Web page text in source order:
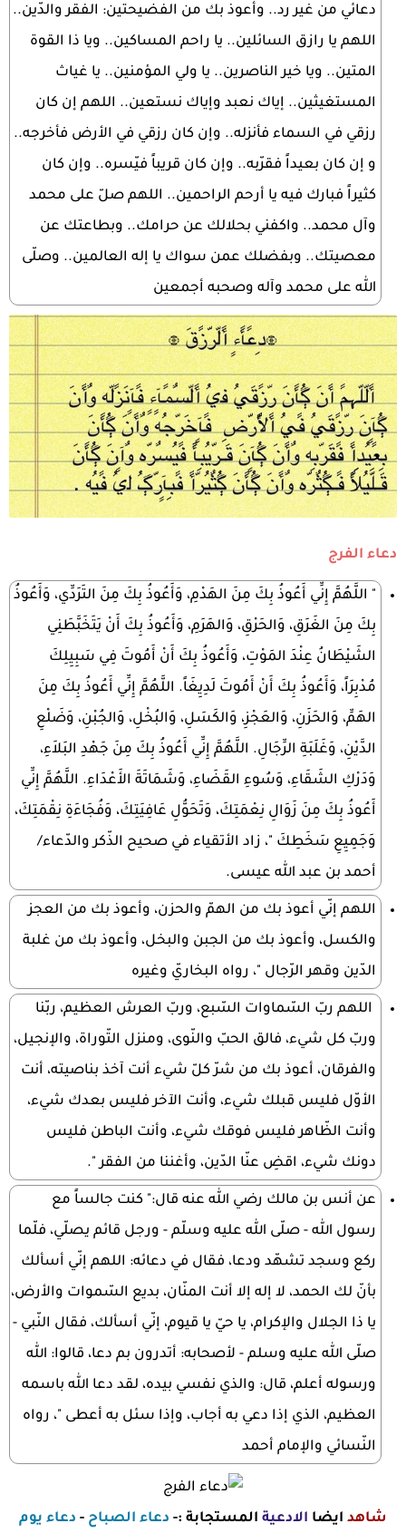
دعائي من غير رد.. وأعوذ بك من الفضيحتين: الفقر والدّين..
اللهم يا رازق السائلين.. يا راحم المساكين.. ويا ذا القوة
المتين.. ويا خير الناصرين.. يا ولي المؤمنين.. يا غياث
المستغيثين.. إياك نعبد وإياك نستعين.. اللهم إن كان
رزقي في السماء فأنزله.. وإن كان رزقي في الأرض فأخرجه..
و إن كان بعيداً فقرّبه.. وإن كان قريباً فيّسره.. وإن كان
كثيراً فبارك فيه يا أرحم الراحمين.. اللهم صلّ على محمد
وآل محمد.. واكفني بحلالك عن حرامك.. وبطاعتك عن
معصيتك.. وبفضلك عمن سواك يا إله العالمين.. وصلّى
الله على محمد وآله وصحبه أجمعين
دعاء الفرج
" اللَّهُمَّ إِنِّي أَعُوذُ بِكَ مِنَ الهَدْمِ، وَأَعُوذُ بِكَ مِنَ التَرَدِّي، وَأَعُوذُ
بِكَ مِنَ الغَرَقِ، وَالحَرْقِ، وَالهَرَمِ، وَأَعُوذُ بِكَ أَنْ يَتَخَبَّطَنِي
الشَيْطَانُ عِنْدَ المَوْتِ، وَأَعُوذُ بِكَ أَنْ أَمُوتَ فِي سَبِيِلِكَ
مُدْبِرَاً، وَأَعُوذُ بِكَ أَنْ أَمُوتَ لَدِيِغَاً. اللَّهُمَّ إِنِّي أَعُوذُ بِكَ مِنَ
الهَمِّ، وَالحَزَنِ، وَالعَجْزِ، وَالكَسَلِ، وَالبُخْلِ، وَالجُبْنِ، وَضَلْعِ
الدَّيْنِ، وَغَلَبَةِ الرِّجَالِ. اللَّهُمَّ إِنِّي أَعُوذُ بِكَ مِنَ جَهْدِ البَلاَءِ،
وَدَرْكِ الشَقَاءِ، وَسُوءِ القَضَاءِ، وَشَمَاتَةَ الأَعْدَاءِ. اللَّهُمَّ إِنِّي
أَعُوذُ بِكَ مِنَ زَوَالِ نِعْمَتِكَ، وَتَحَوُّلِ عَافِيَتِكَ، وَفُجَاءَةِ نِقْمَتِكَ،
وَجَمِيِعِ سَخَطِكَ "، زاد الأتقياء في صحيح الذّكر والدّعاء/
أحمد بن عبد الله عيسى.
اللهم إنّي أعوذ بك من الهمّ والحزن، وأعوذ بك من العجز
والكسل، وأعوذ بك من الجبن والبخل، وأعوذ بك من غلبة
الدّين وقهر الرّجال "، رواه البخاريّ وغيره
اللهم ربّ السّماوات السّبع، وربّ العرش العظيم، ربّنا
وربّ كل شيء، فالق الحبّ والنّوى، ومنزل التّوراة، والإنجيل،
والفرقان، أعوذ بك من شرّ كلّ شيء أنت آخذ بناصيته، أنت
الأوّل فليس قبلك شيء، وأنت الآخر فليس بعدك شيء،
وأنت الظّاهر فليس فوقك شيء، وأنت الباطن فليس
دونك شيء، اقضِ عنّا الدّين، وأغننا من الفقر ".
عن أنس بن مالك رضي الله عنه قال:" كنت جالساً مع
رسول الله - صلّى الله عليه وسلّم - ورجل قائم يصلّي، فلّما
ركع وسجد تشهّد ودعا، فقال في دعائه: اللهم إنّي أسألك
بأنّ لك الحمد، لا إله إلا أنت المنّان، بديع السّموات والأرض،
يا ذا الجلال والإكرام، يا حيّ يا قيوم، إنّي أسألك، فقال النّبي -
صلّى الله عليه وسلم - لأصحابه: أتدرون بم دعا، قالوا: الله
ورسوله أعلم، قال: والذي نفسي بيده، لقد دعا الله باسمه
العظيم، الذي إذا دعي به أجاب، وإذا سئل به أعطى "، رواه
النّسائي والإمام أحمد
شاهد ايضا الادعية المستجابة :- دعاء الصباح - دعاء يوم